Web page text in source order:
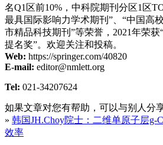
名Q1区前10%，中科院期刊分区1区
最具国际影响力学术期刊”、“中国高
市精品科技期刊”等荣誉，2021年荣
提名奖”。欢迎关注和投稿。
Web: https://springer.com/40820
E-mail: editor@nmlett.org
Tel: 021-34207624
如果文章对您有帮助，可以与别人分
» 韩国JH.Choy院士：二维单原子层g-
效率